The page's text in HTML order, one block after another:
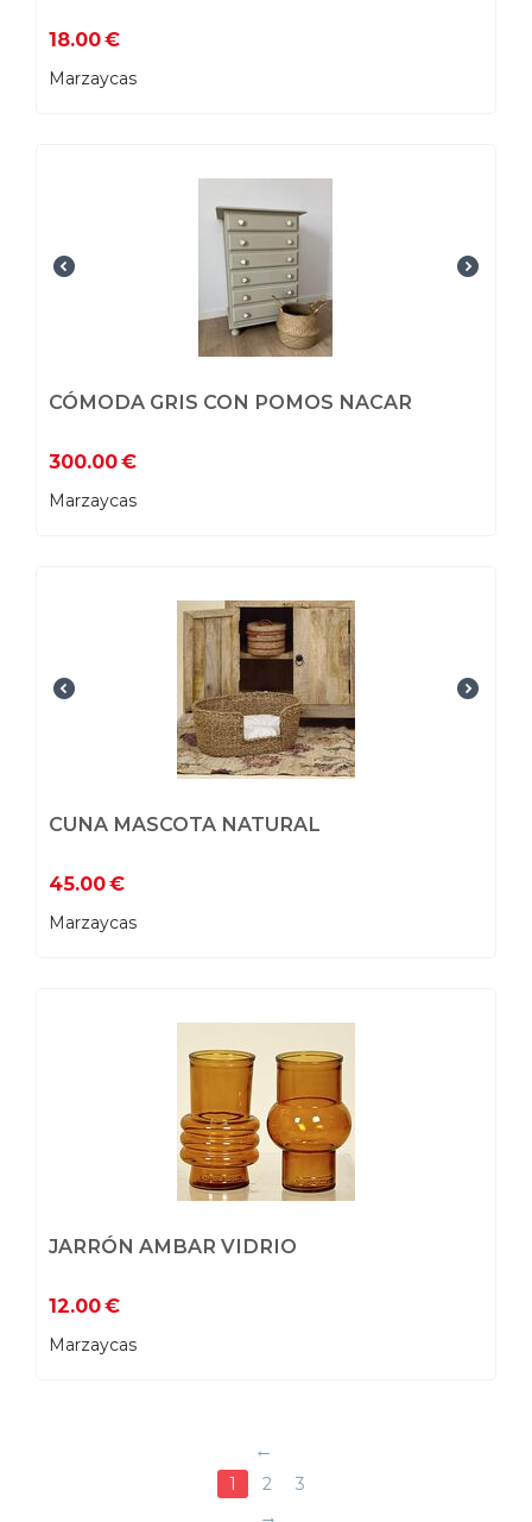
18.00€
Marzaycas
CÓMODA GRIS CON POMOS NACAR
300.00€
Marzaycas
CUNA MASCOTA NATURAL
45.00€
Marzaycas
JARRÓN AMBAR VIDRIO
12.00€
Marzaycas
1 2 3